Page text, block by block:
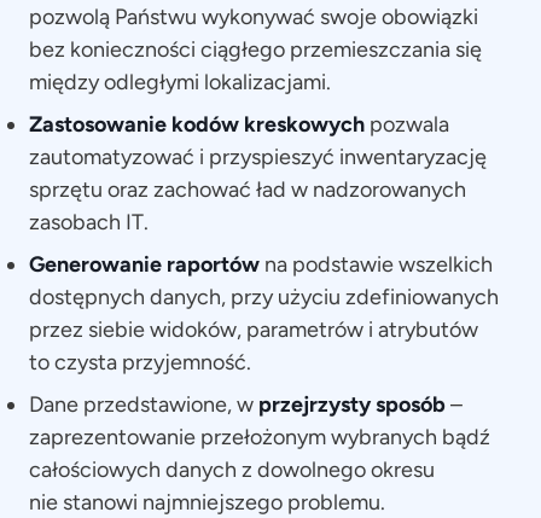
pozwolą Państwu wykonywać swoje obowiązki
bez konieczności ciągłego przemieszczania się
między odległymi lokalizacjami.
Zastosowanie kodów kreskowych pozwala
zautomatyzować i przyspieszyć inwentaryzację
sprzętu oraz zachować ład w nadzorowanych
zasobach IT.
Generowanie raportów na podstawie wszelkich
dostępnych danych, przy użyciu zdefiniowanych
przez siebie widoków, parametrów i atrybutów
to czysta przyjemność.
Dane przedstawione, w przejrzysty sposób–
zaprezentowanie przełożonym wybranych bądź
całościowych danych z dowolnego okresu
nie stanowi najmniejszego problemu.